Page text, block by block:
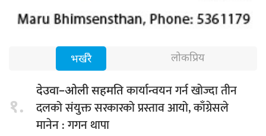
भर्खरै लोकप्रिय
१.
देउवा–ओली सहमतिकार्यान्वयन गर्न खोज्दा तीन
दलको संयुक्त सरकारको प्रस्ताव आयो, काँग्रेसले
मानेन : गगन थापा